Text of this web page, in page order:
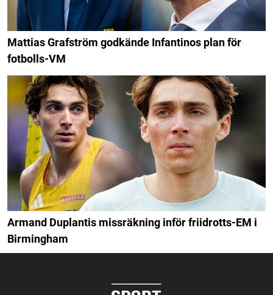
Mattias Grafström godkände Infantinos plan för
fotbolls-VM
Armand Duplantis missräkning inför friidrotts-EM i
Birmingham